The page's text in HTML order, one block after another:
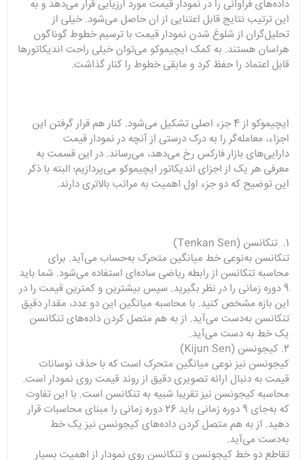
داده‌های فراوانی را در نمودار قیمت مورد ارزیابی قرار می‌دهد و به
این ترتیب نتایج قابل اعتنایی از ان حاصل می‌شود. خیلی از
تحلیل‌گران از شلوغ شدن نمودار قیمت با ترسیم خطوط گوناگون
هراسان هستند. به کمک ایچیموکو می‌توان خیلی راحت اندیکاتورها
قابل اعتماد را حفظ کرد و مابقی خطوط را کنار گذاشت.
ایچیموکو از 4 جزء اصلی تشکیل می‌شود. کنار هم قرار گرفتن این
اجزاء، معامله‌گر را به درک درستی از آنچه در نمودار قیمت
دارایی‌های بازار فارکس رخ می‌دهد، می‌رساند. در این قسمت به
معرفی هر یک از اجزای اندیکاتور ایچیموکو می‌پردازیم؛ البته با ذکر
این توضیح که دو جزء اول اهمیت به مراتب بالاتری دارند.
1. تنکانسن (Tenkan Sen)
تنکانسن به‌نوعی خط میانگین متحرک به‌حساب می‌آید. برای
محاسبه تنکانسن از رابطه ریاضی ساده‌ای استفاده می‌شود. شما باید
9 دوره زمانی را در نظر بگیرید. سپس بیشترین و کمترین قیمت را در
این بازه مشخص کنید. با محاسبه میانگین این دو عدد، مقدار دقیق
تنکانسن به‌دست می‌آید. از به هم متصل کردن داده‌های تنکانسن
یک خط به دست می‌آید.
2. کیجونسن (Kijun Sen)
کیجونسن نیز نوعی میانگین متحرک است که با حذف نوسانات
قیمت به دنبال ارائه تصویری دقیق از روند قیمت روی نمودار است.
محاسبه کیجونسن نیز تقریبا شبیه به تنکانسن است. با این تفاوت
که به‌جای 9 دوره زمانی باید 26 دوره زمانی را مبنای محاسبات قرار
دهید. از به هم متصل کردن داده‌های کیجونسن نیز یک خط
به‌دست می‌آید.
تقاطع دو خط کیجونسن و تنکانسن روی نمودار از اهمیت بسیار